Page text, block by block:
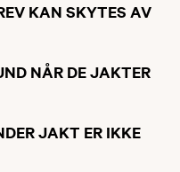
KAN SKYTES AV
NÅR DE JAKTER
JAKT ER IKKE